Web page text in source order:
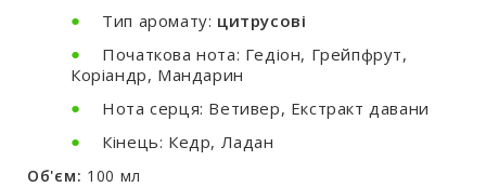
Тип аромату: цитрусові
Початкова нота: Гедіон, Грейпфрут,
Коріандр, Мандарин
Нота серця: Ветивер, Екстракт давани
Кінець: Кедр, Ладан
Об'єм: 100 мл